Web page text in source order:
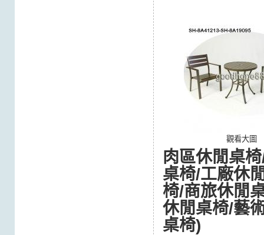
觀看大圖
肉區休閒桌
桌椅/工廠休
椅/商旅休閒
休閒桌椅/藝
桌椅)